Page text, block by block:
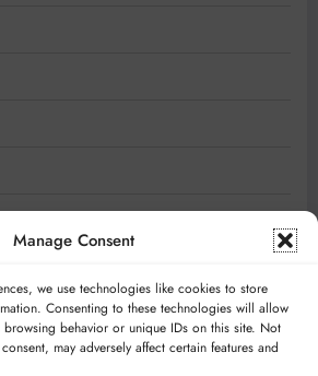
Manage Consent
we use technologies like cookies to store
Consenting to these technologies will allow
behavior or unique IDs on this site. Not
may adversely affect certain features and